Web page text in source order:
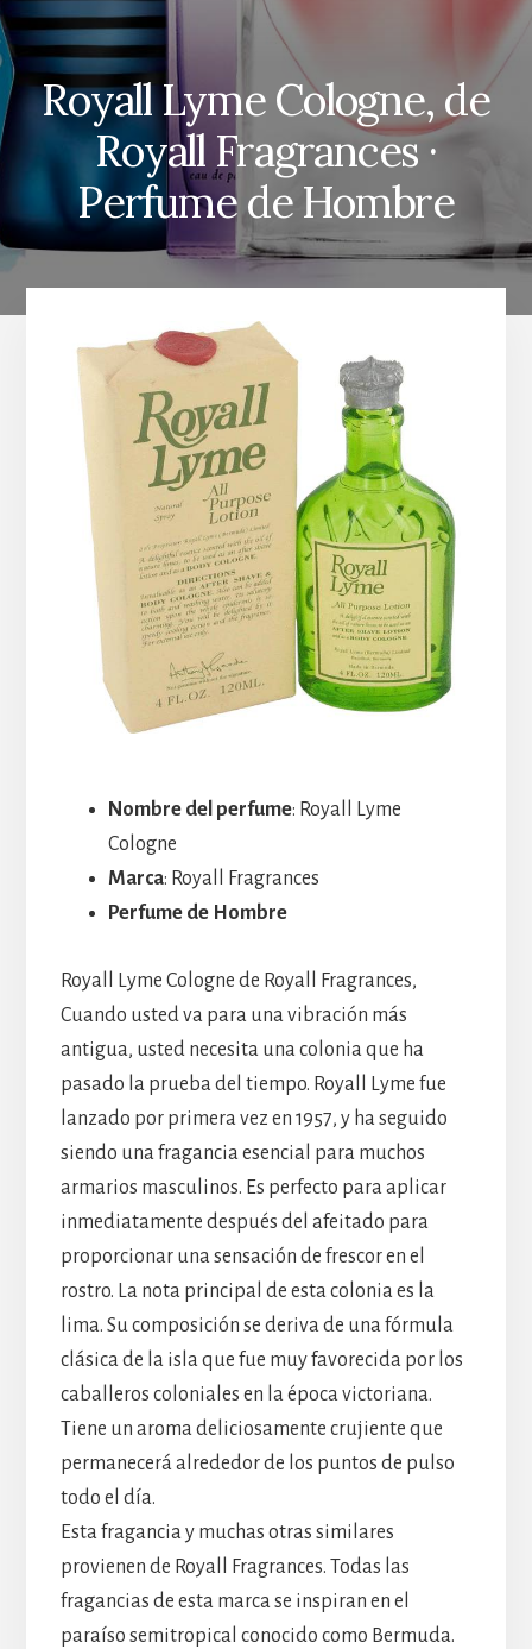
Royall Lyme Cologne, de
Royall Fragrances ·
Perfume de Hombre
Nombre del perfume: Royall Lyme
Cologne
Marca: Royall Fragrances
Perfume de Hombre
Royall Lyme Cologne de Royall Fragrances,
Cuando usted va para una vibración más
antigua, usted necesita una colonia que ha
pasado la prueba del tiempo. Royall Lyme fue
lanzado por primera vez en 1957, y ha seguido
siendo una fragancia esencial para muchos
armarios masculinos. Es perfecto para aplicar
inmediatamente después del afeitado para
proporcionar una sensación de frescor en el
rostro. La nota principal de esta colonia es la
lima. Su composición se deriva de una fórmula
clásica de la isla que fue muy favorecida por los
caballeros coloniales en la época victoriana.
Tiene un aroma deliciosamente crujiente que
permanecerá alrededor de los puntos de pulso
todo el día.
Esta fragancia y muchas otras similares
provienen de Royall Fragrances. Todas las
fragancias de esta marca se inspiran en el
paraíso semitropical conocido como Bermuda.